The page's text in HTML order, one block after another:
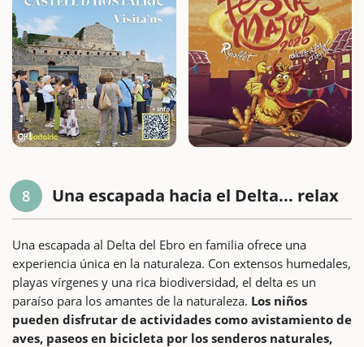
8 Una escapada hacia el Delta... relax
Una escapada al Delta del Ebro en familia ofrece una
experiencia única en la naturaleza. Con extensos humedales,
playas vírgenes y una rica biodiversidad, el delta es un
paraíso para los amantes de la naturaleza. Los niños
pueden disfrutar de actividades como avistamiento de
aves, paseos en bicicleta por los senderos naturales,